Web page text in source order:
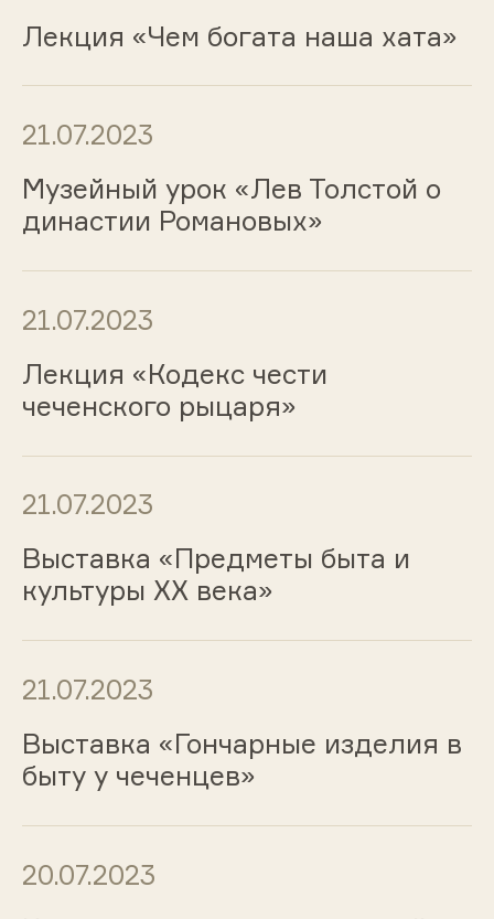
Лекция «Чем богата наша хата»
21.07.2023
Музейный урок «Лев Толстой о
династии Романовых»
21.07.2023
Лекция «Кодекс чести
чеченского рыцаря»
21.07.2023
Выставка «Предметы быта и
культуры ХХ века»
21.07.2023
Выставка «Гончарные изделия в
быту у чеченцев»
20.07.2023